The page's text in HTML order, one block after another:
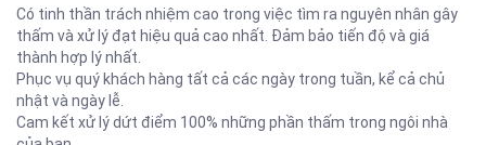
Có tinh thần trách nhiệm cao trong việc tìm ra nguyên nhân gây
thấm và xử lý đạt hiệu quả cao nhất. Đảm bảo tiến độ và giá
thành hợp lý nhất.
Phục vụ quý khách hàng tất cả các ngày trong tuần, kể cả chủ
nhật và ngày lễ.
Cam kết xử lý dứt điểm 100% những phần thấm trong ngôi nhà